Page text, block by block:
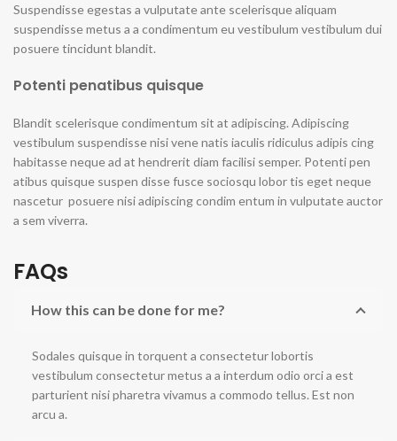
Suspendisse egestas a vulputate ante scelerisque aliquam
suspendisse metus a a condimentum eu vestibulum vestibulum dui
posuere tincidunt blandit.
Potenti penatibus quisque
Blandit scelerisque condimentum sit at adipiscing. Adipiscing
vestibulum suspendisse nisi vene natis iaculis ridiculus adipis cing
habitasse neque ad at hendrerit diam facilisi semper. Potenti pen
atibus quisque suspen disse fusce sociosqu lobor tis eget neque
nascetur posuere nisi adipiscing condim entum in vulputate auctor
a sem viverra.
FAQs
How this can be done for me?
Sodales quisque in torquent a consectetur lobortis
vestibulum consectetur metus a a interdum odio orci a est
parturient nisi pharetra vivamus a commodo tellus. Est non
arcu a.